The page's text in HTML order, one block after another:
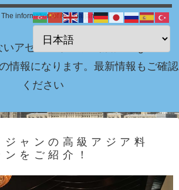
The information of Azerbaijan
いアゼルバイジャン情報 Blog！
情報になります。最新情報もご確認
ください
ジャンの高級アジア料
をご紹介！